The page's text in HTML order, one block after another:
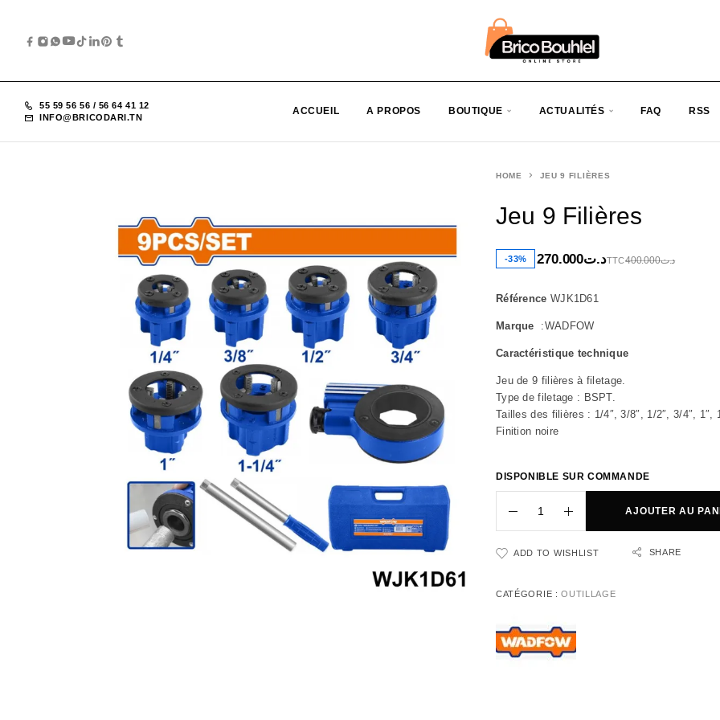
55 59 56 56 / 56 64 41 12
INFO@BRICODARI.TN
ACCUEIL A PROPOS BOUTIQUE ACTUALITÉS FAQ RSS
HOME JEU 9 FILIÈRES
Jeu 9 Filières
-33% د.ت400.000 د.ت270.000 TTC
Référence WJK1D61
Marque :WADFOW
Caractéristique technique
Jeu de 9 filières à filetage.
Type de filetage : BSPT.
Tailles des filières : 1/4″, 3/8″, 1/2″, 3/4″, 1″,
Finition noire
DISPONIBLE SUR COMMANDE
AJOUTER AU
ADD TO WISHLIST SHARE
CATÉGORIE :OUTILLAGE